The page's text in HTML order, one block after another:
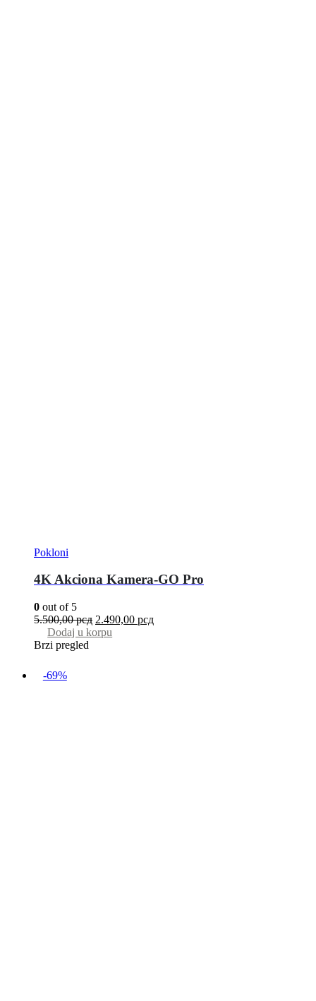
Pokloni
4K Akciona Kamera-GO Pro
0 out of 5
5.500,00рсд 2.490,00 рсд
Dodaj u korpu
Brzi pregled
-69%